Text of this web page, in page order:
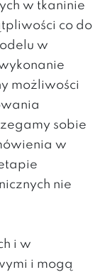
w tkaninie
co do
w
możliwości
sobie
w
nie
i w
i mogą